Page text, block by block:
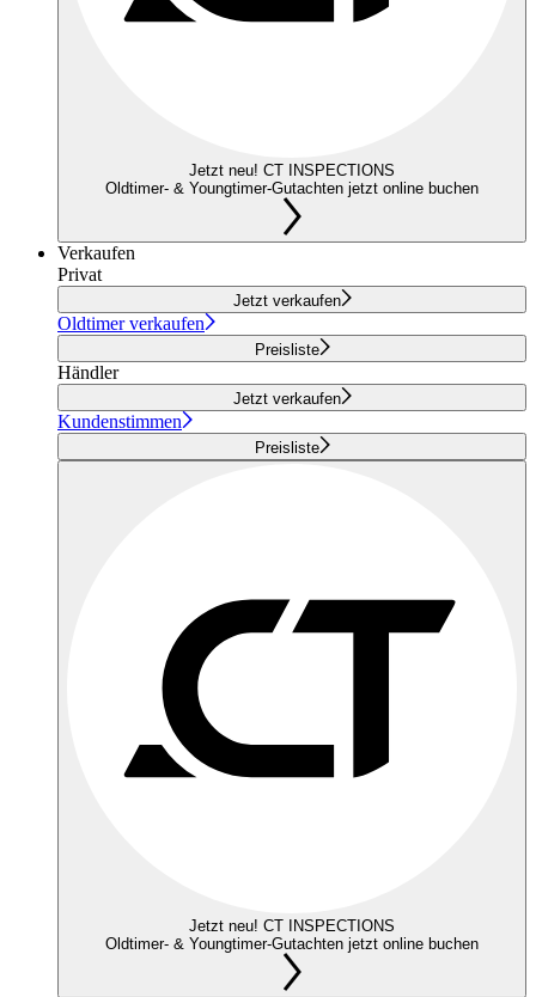
Jetzt neu! CT INSPECTIONS
Oldtimer- & Youngtimer-Gutachten jetzt online buchen
Verkaufen
Privat
Jetzt verkaufen
Oldtimer verkaufen
Preisliste
Händler
Jetzt verkaufen
Kundenstimmen
Preisliste
Jetzt neu! CT INSPECTIONS
Oldtimer- & Youngtimer-Gutachten jetzt online buchen